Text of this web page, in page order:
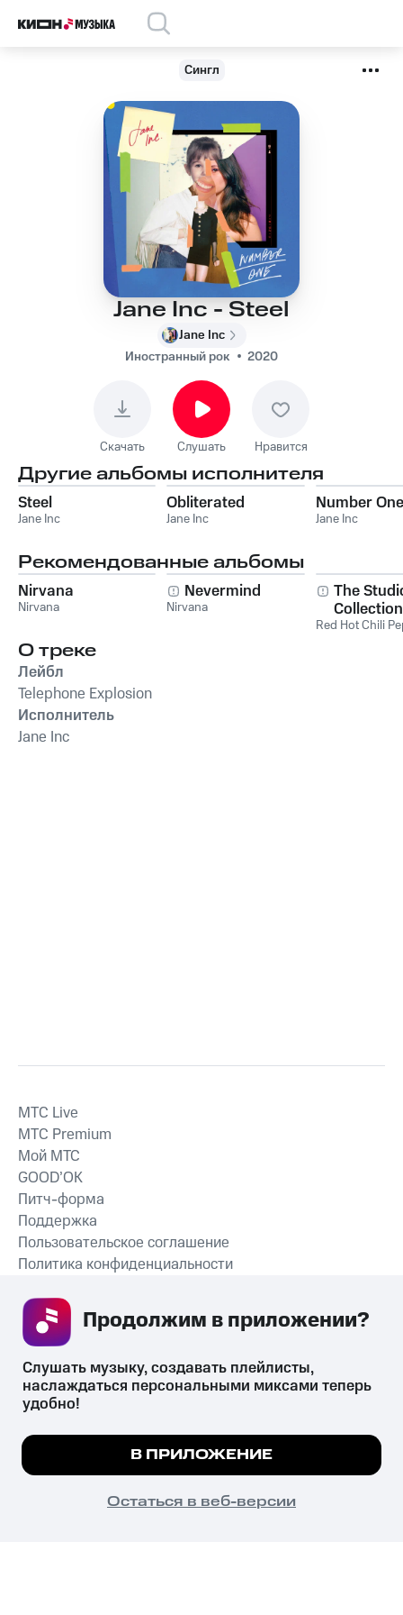
Сингл
Jane Inc - Steel
Jane Inc
Иностранный рок
2020
Скачать Слушать Нравится
Другие альбомы исполнителя
Steel
Jane Inc
Obliterated
Jane Inc
Number One
Jane Inc
Рекомендованные альбомы
Nirvana
Nirvana
Nevermind
Nirvana
The
Collection
Red Hot Chili
О треке
Лейбл
Telephone Explosion
Исполнитель
Jane Inc
СКАЧАТЬ ПРИЛОЖЕНИЕ
MTС Live
MTС Premium
Мой МТС
GOOD’OK
Питч-форма
Поддержка
Пользовательское соглашение
Политика конфиденциальности
психотропных веществ, их аналогов причиняет вред здоровью,
их незаконный оборот запрещён и влечёт установленную
законодательством ответственность.
© 2026 ООО «КИОН».
Все права защищены
Мы используем куки, чтобы на сайте все
Подробнее
ПОНЯТНО
Слушать музыку, создавать плейлисты,
наслаждаться персональными миксами теперь
удобно!
В ПРИЛОЖЕНИЕ
Остаться в веб-версии